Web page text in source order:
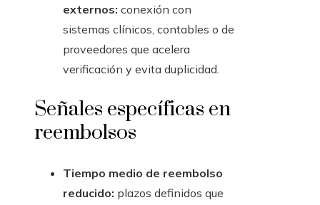
externos: conexión con
sistemas clínicos, contables o de
proveedores que acelera
verificación y evita duplicidad.
Señales específicas en
reembolsos
Tiempo medio de reembolso
reducido: plazos definidos que